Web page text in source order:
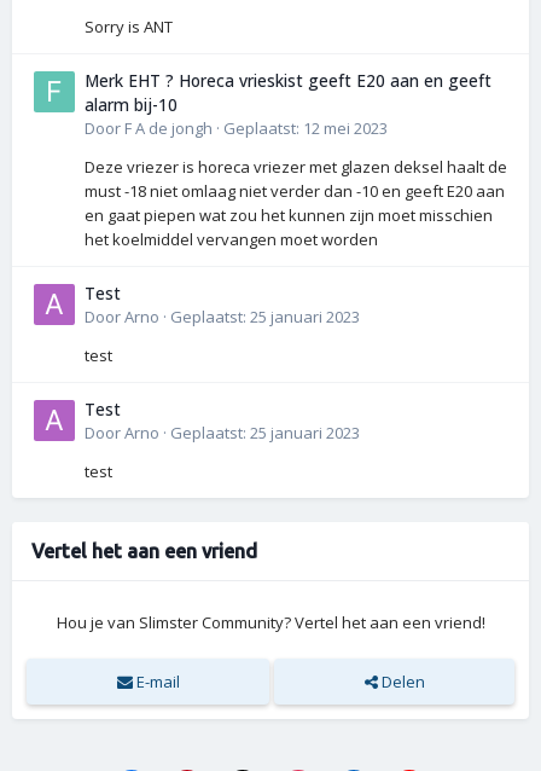
Sorry is ANT
Merk EHT ? Horeca vrieskist geeft E20 aan en geeft
alarm bij-10
Door F A de jongh · Geplaatst: 12 mei 2023
Deze vriezer is horeca vriezer met glazen deksel haalt de
must -18 niet omlaag niet verder dan -10 en geeft E20 aan
en gaat piepen wat zou het kunnen zijn moet misschien
het koelmiddel vervangen moet worden
Test
DoorArno · Geplaatst: 25 januari 2023
test
Test
DoorArno · Geplaatst: 25 januari 2023
test
Vertel het aan een vriend
Hou je van Slimster Community? Vertel het aan een vriend!
E-mail Delen